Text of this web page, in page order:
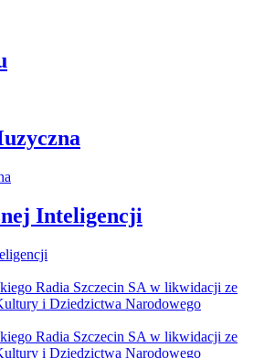
Inteligencji